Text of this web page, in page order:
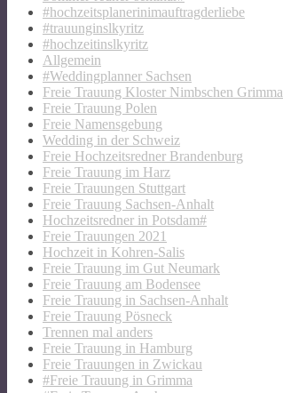
#hochzeitsplanerinimauftragderliebe
#trauunginslkyritz
#hochzeitinslkyritz
Allgemein
#Weddingplanner Sachsen
Freie Trauung Kloster Nimbschen Grimma
Freie Trauung Polen
Freie Namensgebung
Wedding in der Schweiz
Freie Hochzeitsredner Brandenburg
Freie Trauung im Harz
Freie Trauungen Stuttgart
Freie Trauung Sachsen-Anhalt
Hochzeitsredner in Potsdam#
Freie Trauungen 2021
Hochzeit in Kohren-Salis
Freie Trauung im Gut Neumark
Freie Trauung am Bodensee
Freie Trauung in Sachsen-Anhalt
Freie Trauung Pösneck
Trennen mal anders
Freie Trauung in Hamburg
Freie Trauungen in Zwickau
#Freie Trauung in Grimma